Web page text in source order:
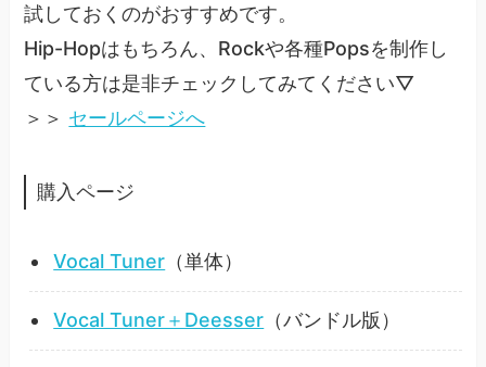
試しておくのがおすすめです。
Hip-Hopはもちろん、Rockや各種Popsを制作し
ている方は是非チェックしてみてください▽
＞＞ セールページへ
購入ページ
Vocal Tuner （単体）
Vocal Tuner＋Deesser （バンドル版）